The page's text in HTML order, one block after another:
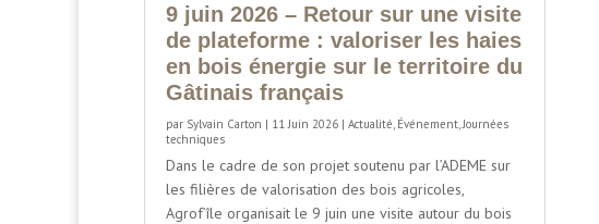
9 juin 2026 – Retour sur une visite
de plateforme : valoriser les haies
en bois énergie sur le territoire du
Gâtinais français
par Sylvain Carton | 11 Juin 2026 | Actualité Événement Journées
techniques
Dans le cadre de son projet soutenu par l’ADEME sur
les filières de valorisation des bois agricoles,
Agrof’île organisait le 9 juin une visite autour du bois